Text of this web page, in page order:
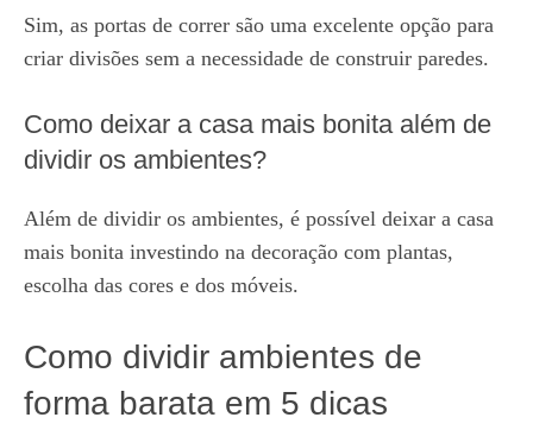
Sim, as portas de correr são uma excelente opção para
criar divisões sem a necessidade de construir paredes.
Como deixar a casa mais bonita além de
dividir os ambientes?
Além de dividir os ambientes, é possível deixar a casa
mais bonita investindo na decoração com plantas,
escolha das cores e dos móveis.
Como dividir ambientes de
forma barata em 5 dicas